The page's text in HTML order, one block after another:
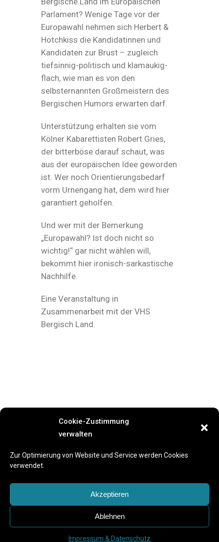
Cookie-Zustimmung
verwalten
Zur Optimierung von Website und Service werden Cookies
verwendet.
Akzeptieren
Ablehnen
Impressum & Datenschutz
Parlament? Wenige Tage vor der
Europawahl nehmen sich Herbert &
Hotchkiss die Kandidatinnen und
Kandidaten zur Brust – zugleich
tiefsinnig-politisch und klamaukig-
flach, wie man es von den
selbsternannten Großmeistern des
Bergischen Humors erwarten darf.
Unterstützung erhalten sie vom
Kölner Kabarettisten Robert Gries,
der bitterböse darauf schaut, was
aus der europäischen Idee geworden
ist. Wer noch Orientierungsbedarf
vorm Urnengang hat, dem wird hier
garantiert geholfen.
Und wer mit der Bemerkung
„Europawahl? Ist doch nicht so
wichtig!“ gar nicht wählen will,
bekommt hier ironisch-sarkastische
Nachhilfe.
Eine Veranstaltung in
Zusammenarbeit mit der VHS
Bergisch Land.